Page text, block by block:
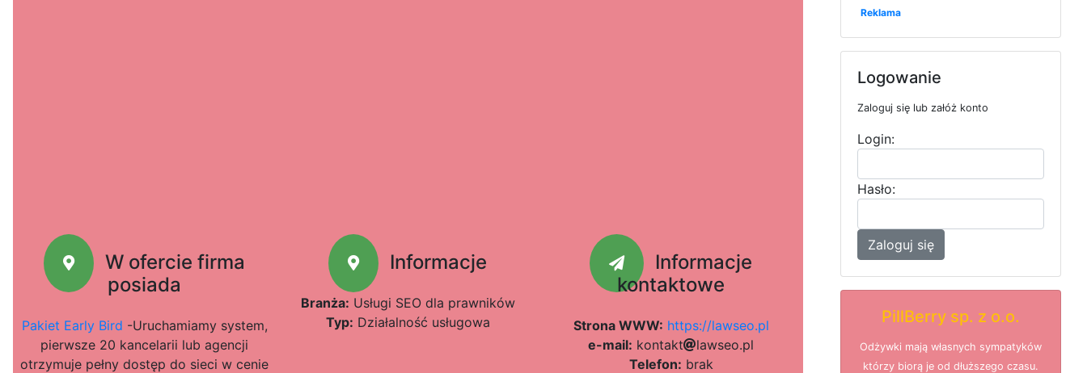
W ofercie firma
posiada
Pakiet Early Bird -Uruchamiamy system,
pierwsze 20 kancelarii lub agencji
otrzymuje pełny dostęp do sieci w cenie
Informacje
Branża: Usługi SEO dla prawników
Typ: Działalność usługowa
Informacje
kontaktowe
Strona WWW: https://lawseo.pl
e-mail: k9a
o672
ntakt l65
a87
wseo.94
pl
Telefon: brak
Reklama
Logowanie
Zaloguj się lub załóż konto
Login:
Hasło:
Zaloguj się
PillBerry sp. z o.o.
Odżywki mają własnych sympatyków
którzy biorą je od dłuższego czasu.